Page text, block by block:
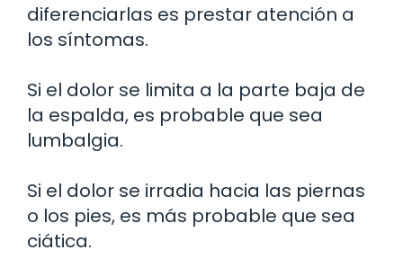
diferenciarlas es prestar atención a
los síntomas.
Si el dolor se limita a la parte baja de
la espalda, es probable que sea
lumbalgia.
Si el dolor se irradia hacia las piernas
o los pies, es más probable que sea
ciática.